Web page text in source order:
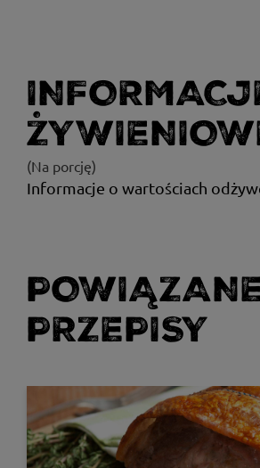
(Na porcję)
Informacje o wartościach
PRZEPISY